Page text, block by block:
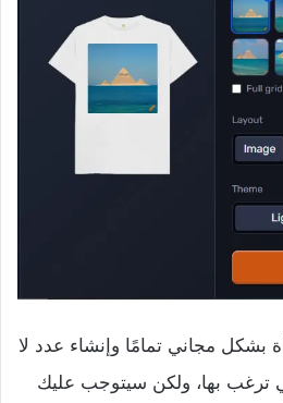
بشكل مجاني تمامًا وإنشاء عدد لا
ترغب بها، ولكن سيتوجب عليك